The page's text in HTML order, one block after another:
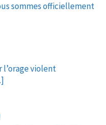
sommes officiellement
l’orage violent